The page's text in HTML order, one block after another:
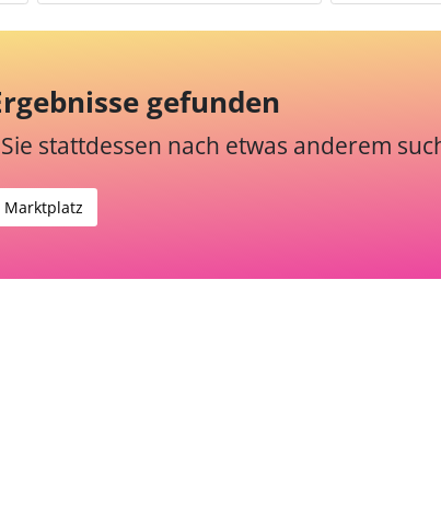
gefunden
stattdessen nach etwas anderem